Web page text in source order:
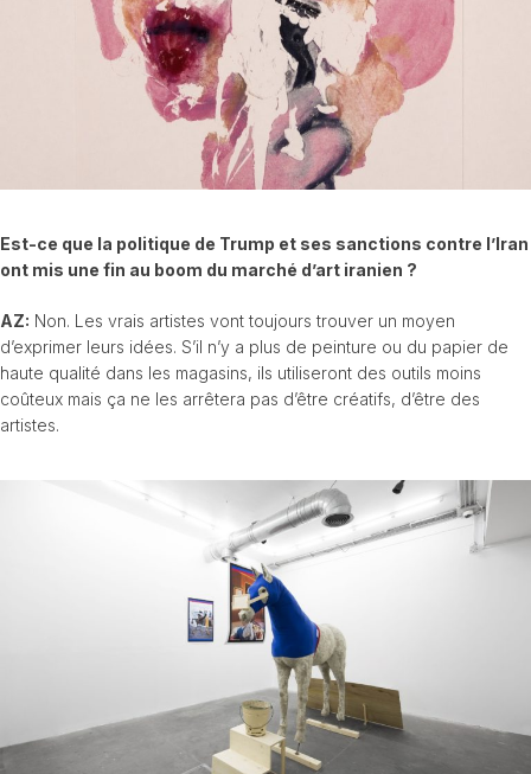
Est-ce que la politique de Trump et ses sanctions contre l’Iran
ont mis une fin au boom du marché d’art iranien ?
AZ: Non. Les vrais artistes vont toujours trouver un moyen
d’exprimer leurs idées. S’il n’y a plus de peinture ou du papier de
haute qualité dans les magasins, ils utiliseront des outils moins
coûteux mais ça ne les arrêtera pas d’être créatifs, d’être des
artistes.